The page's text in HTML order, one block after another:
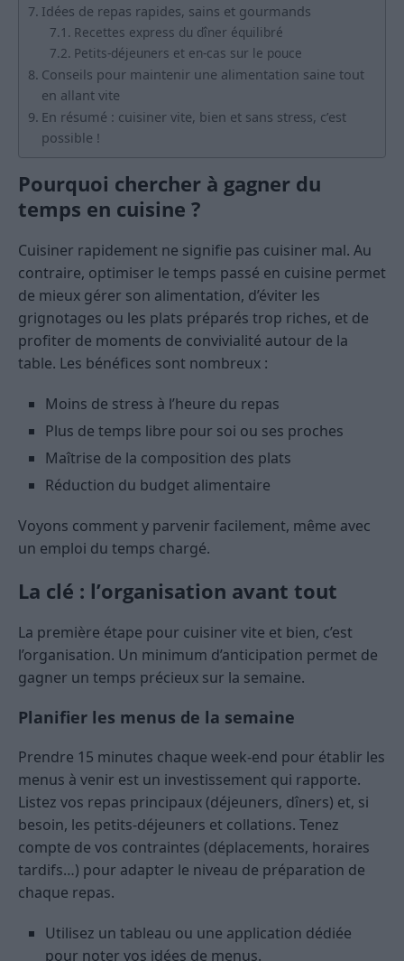
Idées de repas rapides, sains et gourmands
Recettes express du dîner équilibré
Petits-déjeuners et en-cas sur le pouce
Conseils pour maintenir une alimentation saine tout
en allant vite
En résumé : cuisiner vite, bien et sans stress, c’est
possible !
Pourquoi chercher à gagner du
temps en cuisine ?
Cuisiner rapidement ne signifie pas cuisiner mal. Au
contraire, optimiser le temps passé en cuisine permet
de mieux gérer son alimentation, d’éviter les
grignotages ou les plats préparés trop riches, et de
profiter de moments de convivialité autour de la
table. Les bénéfices sont nombreux :
Moins de stress à l’heure du repas
Plus de temps libre pour soi ou ses proches
Maîtrise de la composition des plats
Réduction du budget alimentaire
Voyons comment y parvenir facilement, même avec
un emploi du temps chargé.
La clé : l’organisation avant tout
La première étape pour cuisiner vite et bien, c’est
l’organisation. Un minimum d’anticipation permet de
gagner un temps précieux sur la semaine.
Planifier les menus de la semaine
Prendre 15 minutes chaque week-end pour établir les
menus à venir est un investissement qui rapporte.
Listez vos repas principaux (déjeuners, dîners) et, si
besoin, les petits-déjeuners et collations. Tenez
compte de vos contraintes (déplacements, horaires
tardifs…) pour adapter le niveau de préparation de
chaque repas.
Utilisez un tableau ou une application dédiée
pour noter vos idées de menus.